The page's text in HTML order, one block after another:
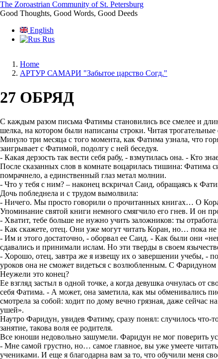
Skip
to
content
The Zoroastrian Community of St. Petersburg
Good Thoughts, Good Words, Good Deeds
English
Rus
Breadcrumb
Home
АРТУР САМАРИ "Забытое царство Согд."
27 ОБРЯД
С каждым разом письма Фатимы становились все смелее и
шелка, на котором были написаны строки. Читая
Минуло три месяца с того момента, как Фатима узнала, что
заигрывает с Фатимой, подолгу с ней беседуя.
- Какая дерзость так вести себя рабу, - взмутилась она. - Кто
После сказанных слов в комнате воцарилась тишина: Фатима
помрачнело, а единственный глаз метал молнии.
- Что у тебя с ним? – наконец вскричал Саид, обращаясь к
Дочь побледнела и с трудом вымолвила:
- Ничего. Мы просто говорили о прочитанных книгах… О
Упоминание святой книги немного смягчило его гнев. И он
- Хватит, тебе больше не нужно учить заложников: ты
- Как скажете, отец. Они уже могут читать Коран, но… пока не
- Им и этого достаточно, - оборвал ее Саид. - Как были они
сдавались и принимали ислам. Но эти тверды в своем
- Хорошо, отец, завтра же я извещу их о завершении учебы, -
уроков она не сможет видеться с возлюбленным. С
Неужели это конец?
Ее взгляд застыл в одной точке, а когда девушка очнулась от
себя Фатима. - А может, она заметила, как мы обменивались
смотрела за собой: ходит по дому вечно грязная, даже сейчас
ушей».
Наутро Фаридун, увидев Фатиму, сразу понял: случилось что-
занятие, такова воля ее родителя.
Все юноши недовольно зашумели. Фаридун не мог поверить
- Мне самой грустно, но… самое главное, вы уже умеете
учениками. И еще я благодарна вам за то, что обучили меня